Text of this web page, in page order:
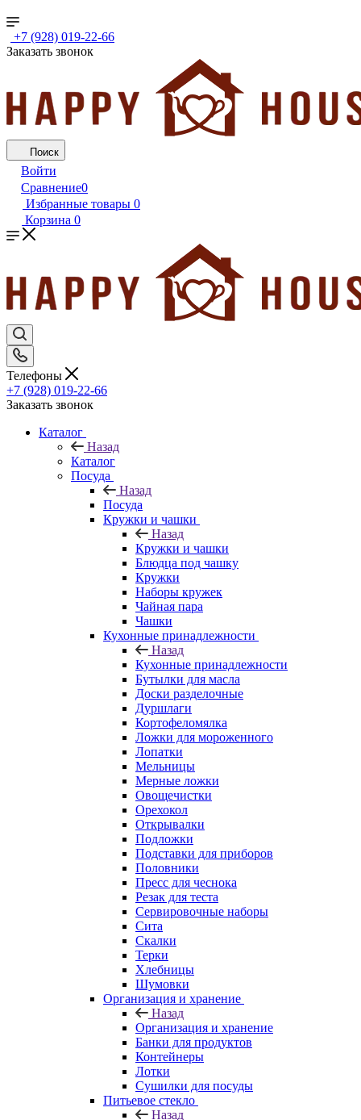
+7 (928) 019-22-66
Заказать звонок
Поиск
Войти
Сравнение0
Избранные товары 0
Корзина 0
Телефоны
+7 (928) 019-22-66
Заказать звонок
Каталог
Назад
Каталог
Посуда
Назад
Посуда
Кружки и чашки
Назад
Кружки и чашки
Блюдца под чашку
Кружки
Наборы кружек
Чайная пара
Чашки
Кухонные принадлежности
Назад
Кухонные принадлежности
Бутылки для масла
Доски разделочные
Дуршлаги
Кортофеломялка
Ложки для мороженного
Лопатки
Мельницы
Мерные ложки
Овощечистки
Орехокол
Открывалки
Подложки
Подставки для приборов
Половники
Пресс для чеснока
Резак для теста
Сервировочные наборы
Сита
Скалки
Терки
Хлебницы
Шумовки
Организация и хранение
Назад
Организация и хранение
Банки для продуктов
Контейнеры
Лотки
Сушилки для посуды
Питьевое стекло
Назад